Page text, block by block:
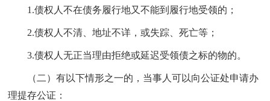
1 .债权人不在债务履行地又不能到履行地受领的；
2.债权人不清、地址不详，或失踪、死亡等；
3.债权人无正当理由拒绝或延迟受领债之标的物的。
（二）有以下情形之一的，当事人可以向公证处申请办
理提存公证：